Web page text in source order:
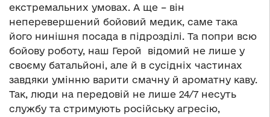
екстремальних умовах. А ще – він
неперевершений бойовий медик, саме така
його нинішня посада в підрозділі. Та попри всю
бойову роботу, наш Герой відомий не лише у
своєму батальйоні, але й в сусідніх частинах
завдяки умінню варити смачну й ароматну каву.
Так, люди на передовій не лише 24/7 несуть
службу та стримують російську агресію,